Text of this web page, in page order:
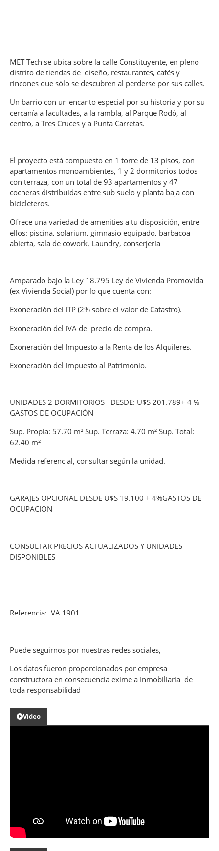
MET Tech se ubica sobre la calle Constituyente, en pleno
distrito de tiendas de diseño, restaurantes, cafés y
rincones que sólo se descubren al perderse por sus calles.
Un barrio con un encanto especial por su historia y por su
cercanía a facultades, a la rambla, al Parque Rodó, al
centro, a Tres Cruces y a Punta Carretas.
El proyecto está compuesto en 1 torre de 13 pisos, con
apartamentos monoambientes, 1 y 2 dormitorios todos
con terraza, con un total de 93 apartamentos y 47
cocheras distribuidas entre sub suelo y planta baja con
bicicleteros.
Ofrece una variedad de amenities a tu disposición, entre
ellos: piscina, solarium, gimnasio equipado, barbacoa
abierta, sala de cowork, Laundry, conserjería
Amparado bajo la Ley 18.795 Ley de Vivienda Promovida
(ex Vivienda Social) por lo que cuenta con:
Exoneración del ITP (2% sobre el valor de Catastro).
Exoneración del IVA del precio de compra.
Exoneración del Impuesto a la Renta de los Alquileres.
Exoneración del Impuesto al Patrimonio.
UNIDADES 2 DORMITORIOS DESDE: U$S 201.789+ 4 %
GASTOS DE OCUPACIÓN
Sup. Propia: 57.70 m² Sup. Terraza: 4.70 m² Sup. Total:
62.40 m²
Medida referencial, consultar según la unidad.
GARAJES OPCIONAL DESDE U$S 19.100 + 4%GASTOS DE
OCUPACION
CONSULTAR PRECIOS ACTUALIZADOS Y UNIDADES
DISPONIBLES
Referencia: VA 1901
Puede seguirnos por nuestras redes sociales,
Los datos fueron proporcionados por empresa
constructora en consecuencia exime a Inmobiliaria de
toda responsabilidad
Video